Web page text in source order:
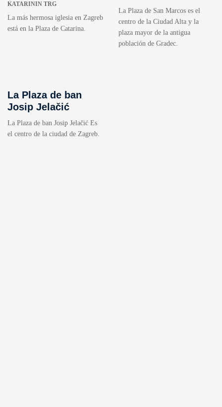
KATARININ TRG
La más hermosa iglesia en Zagreb
está en la Plaza de Catarina.
La Plaza de San Marcos es el
centro de la Ciudad Alta y la
plaza mayor de la antigua
población de Gradec.
La Plaza de ban
Josip Jelačić
La Plaza de ban Josip Jelačić Es
el centro de la ciudad de Zagreb.